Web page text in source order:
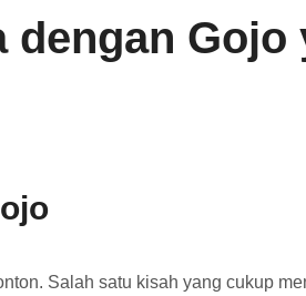
Gojo
Salah satu kisah yang cukup